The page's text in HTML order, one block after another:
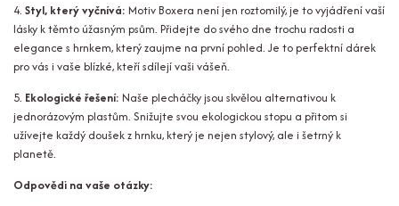
4. Styl, který vyčnívá: Motiv Boxera není jen roztomilý, je to vyjádření vaší
lásky k těmto úžasným psům. Přidejte do svého dne trochu radosti a
elegance s hrnkem, který zaujme na první pohled. Je to perfektní dárek
pro vás i vaše blízké, kteří sdílejí vaši vášeň.
5. Ekologické řešení: Naše plecháčky jsou skvělou alternativou k
jednorázovým plastům. Snižujte svou ekologickou stopu a přitom si
užívejte každý doušek z hrnku, který je nejen stylový, ale i šetrný k
planetě.
Odpovědi na vaše otázky: